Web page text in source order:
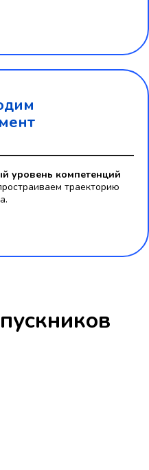
уровень компетенций
траекторию